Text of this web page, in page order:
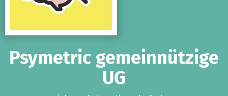
Psymetric gemeinnützige
UG